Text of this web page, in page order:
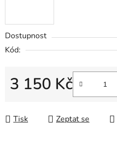
Dostupnost
Kód:
3 150 Kč
Tisk Zeptat se